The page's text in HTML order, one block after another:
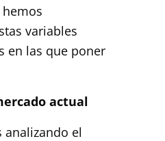
variables
en las que poner
actual
analizando el